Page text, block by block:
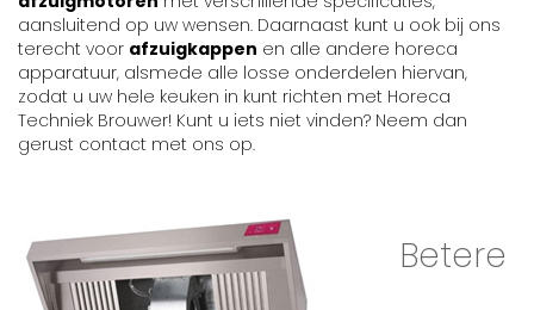
aansluitend op uw wensen. Daarnaast kunt u ook bij ons
terecht voor afzuigkappen en alle andere horeca
apparatuur, alsmede alle losse onderdelen hiervan,
zodat u uw hele keuken in kunt richten met Horeca
Techniek Brouwer! Kunt u iets niet vinden? Neem dan
gerust contact met ons op.
Betere